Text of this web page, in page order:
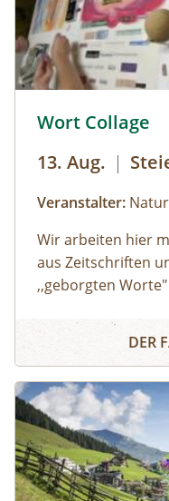
14 Jahre) € 10,- |
Wort Collage
13. Aug. |
Veranstalter:
Wir arbeiten hier
aus Zeitschriften
,,geborgten
Worte können
Collagetechnik
Bilder und
Anschluss mit
auf Papier gemalt
entstandene Text
Wort Collage
DER